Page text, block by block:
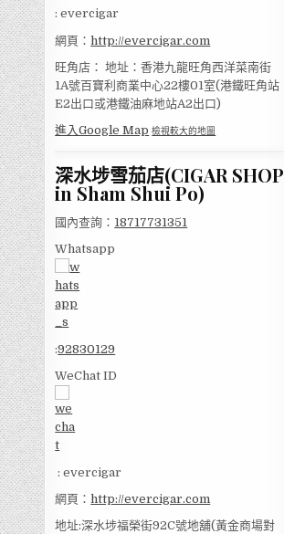
: evercigar
網頁：http://evercigar.com
旺角店： 地址：香港九龍旺角西洋菜南街
1A號百寶利商業中心22樓01室(港鐵旺角站
E2出口或港鐵油麻地站A2出口)
進入Google Map 檢視較大的地圖
深水埗雪茄店(CIGAR SHOP
in Sham Shui Po)
國內查詢： 18717731351
Whatsapp
:92830129
WeChat ID
: evercigar
網頁：http://evercigar.com
地址:深水埗福榮街92C號地舖(黃金商場對